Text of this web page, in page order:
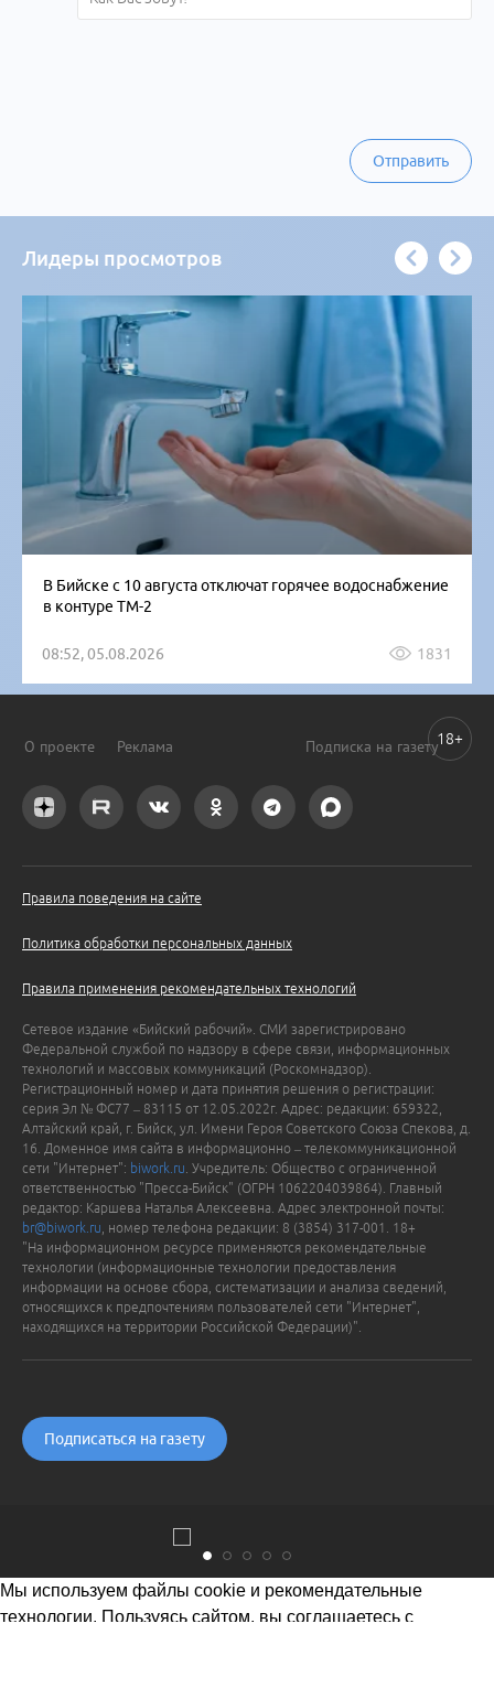
Отправить
Лидеры просмотров
В Бийске с 10 августа отключат горячее водоснабжение
в контуре ТМ-2
08:52, 05.08.2026 1831
О проекте Реклама Подписка на газету
Правила поведения на сайте
Политика обработки персональных данных
Правила применения рекомендательных технологий
Сетевое издание «Бийский рабочий». СМИ зарегистрировано
Федеральной службой по надзору в сфере связи, информационных
технологий и массовых коммуникаций (Роскомнадзор).
Регистрационный номер и дата принятия решения о регистрации:
серия Эл № ФС77 – 83115 от 12.05.2022г. Адрес: редакции: 659322,
Алтайский край, г. Бийск, ул. Имени Героя Советского Союза Спекова, д.
16. Доменное имя сайта в информационно – телекоммуникационной
сети "Интернет": biwork.ru . Учредитель: Общество с ограниченной
ответственностью "Пресса-Бийск" (ОГРН 1062204039864). Главный
редактор: Каршева Наталья Алексеевна. Адрес электронной почты:
br@biwork.ru , номер телефона редакции: 8 (3854) 317-001. 18+
"На информационном ресурсе применяются рекомендательные
технологии (информационные технологии предоставления
информации на основе сбора, систематизации и анализа сведений,
относящихся к предпочтениям пользователей сети "Интернет",
находящихся на территории Российской Федерации)".
Подписаться на газету
18+
Мы используем файлы cookie и рекомендательные
технологии. Пользуясь сайтом, вы соглашаетесь с